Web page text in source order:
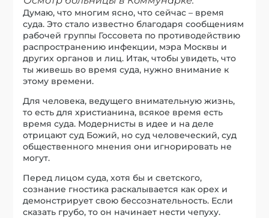
Думаю, что многим ясно, что сейчас – время
суда. Это стало известно благодаря сообщениям
рабочей группы Госсовета по противодействию
распространению инфекции, мэра Москвы и
других органов и лиц. Итак, чтобы увидеть, что
ты живешь во время суда, нужно внимание к
этому времени.
Для человека, ведущего внимательную жизнь,
то есть для христианина, всякое время есть
время суда. Модернисты в идее и на деле
отрицают суд Божий, но суд человеческий, суд
общественного мнения они игнорировать не
могут.
Перед лицом суда, хотя бы и светского,
сознание гностика раскалывается как орех и
демонстрирует свою бессознательность. Если
сказать грубо, то он начинает нести чепуху.